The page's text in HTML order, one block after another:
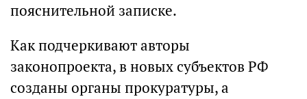
пояснительной записке.
Как подчеркивают авторы
законопроекта, в новых субъектов РФ
созданы органы прокуратуры, а